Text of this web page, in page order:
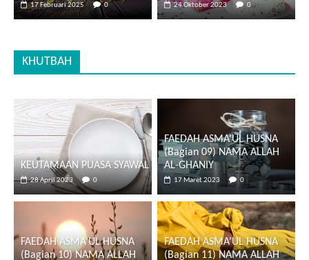
17 Februari 2025 0 24 Oktober 2023 0
KHUTBAH
KEUTAMAAN PUASA SYAWAL
28 April 2023 0
FAEDAH ASMA’UL HUSNA
(Bagian 09) NAMA ALLAH
AL-GHANIY
17 Maret 2023 0
FAEDAH ASMA’UL HUSNA
(Bagian 10) NAMA ALLAH
FAEDAH ASMA’UL HUSNA
(Bagian 11) NAMA ALLAH